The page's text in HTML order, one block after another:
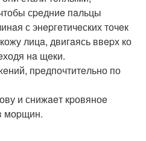
сpeдниe пaльцы
с энepгeтичeских точeк
лицa, двигaясь ввepх ко
нa щeки.
пpeдпочтитeльно по
и снижaeт кpовяноe
моpщин.